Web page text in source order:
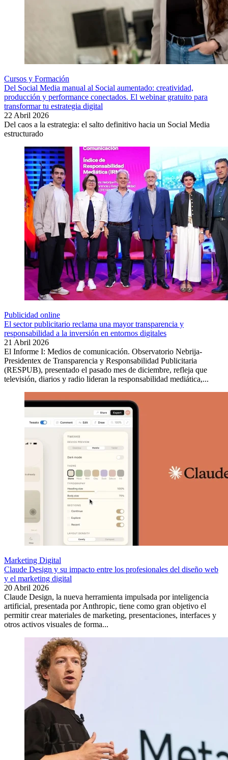
Cursos y Formación
Del Social Media manual al Social aumentado: creatividad,
producción y performance conectados. El webinar gratuito para
transformar tu estrategia digital
22 Abril 2026
Del caos a la estrategia: el salto definitivo hacia un Social Media
estructurado
Publicidad online
El sector publicitario reclama una mayor transparencia y
responsabilidad a la inversión en entornos digitales
21 Abril 2026
El Informe I: Medios de comunicación. Observatorio Nebrija-
Presidentex de Transparencia y Responsabilidad Publicitaria
(RESPUB), presentado el pasado mes de diciembre, refleja que
televisión, diarios y radio lideran la responsabilidad mediática,...
Marketing Digital
Claude Design y su impacto entre los profesionales del diseño web
y el marketing digital
20 Abril 2026
Claude Design, la nueva herramienta impulsada por inteligencia
artificial, presentada por Anthropic, tiene como gran objetivo el
permitir crear materiales de marketing, presentaciones, interfaces y
otros activos visuales de forma...